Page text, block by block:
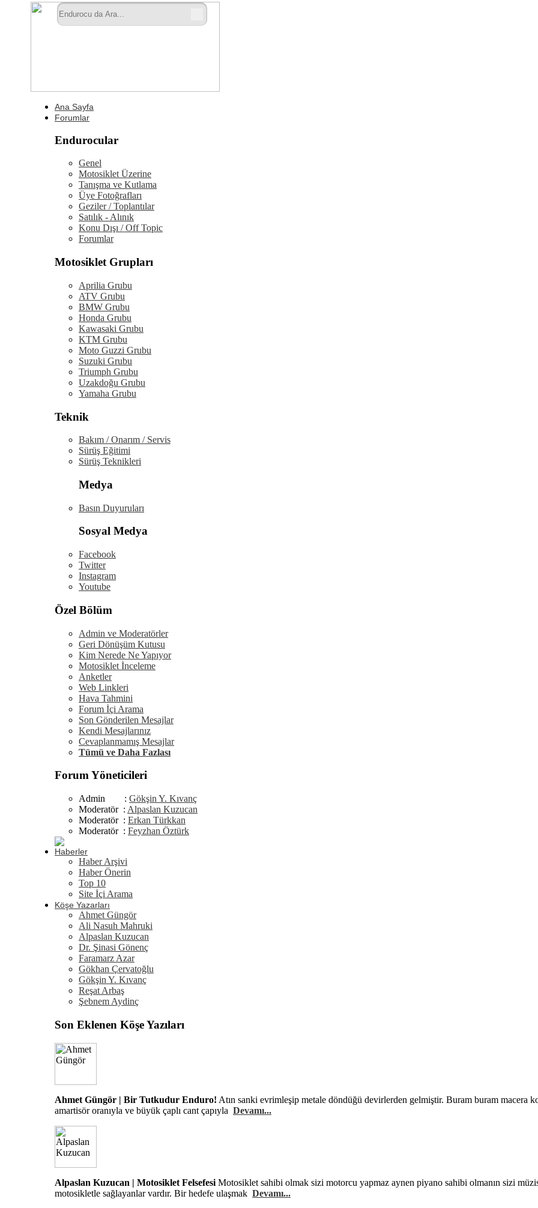
Ana Sayfa
Forumlar
Endurocular
Genel
Motosiklet Üzerine
Tanışma ve Kutlama
Üye Fotoğrafları
Geziler / Toplantılar
Satılık - Alınık
Konu Dışı / Off Topic
Forumlar
Motosiklet Grupları
Aprilia Grubu
ATV Grubu
BMW Grubu
Honda Grubu
Kawasaki Grubu
KTM Grubu
Moto Guzzi Grubu
Suzuki Grubu
Triumph Grubu
Uzakdoğu Grubu
Yamaha Grubu
Teknik
Bakım / Onarım / Servis
Sürüş Eğitimi
Sürüş Teknikleri
Medya
Basın Duyuruları
Sosyal Medya
Facebook
Twitter
Instagram
Youtube
Özel Bölüm
Admin ve Moderatörler
Geri Dönüşüm Kutusu
Kim Nerede Ne Yapıyor
Motosiklet İnceleme
Anketler
Web Linkleri
Hava Tahmini
Forum İçi Arama
Son Gönderilen Mesajlar
Kendi Mesajlarınız
Cevaplanmamış Mesajlar
Tümü ve Daha Fazlası
Forum Yöneticileri
Admin : Gökşin Y. Kıvanç
Moderatör : Alpaslan Kuzucan
Moderatör : Erkan Türkkan
Moderatör : Feyzhan Öztürk
Haberler
Haber Arşivi
Haber Önerin
Top 10
Site İçi Arama
Köşe Yazarları
Ahmet Güngör
Ali Nasuh Mahruki
Alpaslan Kuzucan
Dr. Şinasi Gönenç
Faramarz Azar
Gökhan Çervatoğlu
Gökşin Y. Kıvanç
Reşat Arbaş
Şebnem Aydinç
Son Eklenen Köşe Yazıları
Ahmet Güngör | Bir Tutkudur Enduro! Atın sanki evrimleşip metale döndüğü devirlerden gelmiştir. Buram buram macera
amartisör oranıyla ve büyük çaplı cant çapıyla Devamı...
Alpaslan Kuzucan | Motosiklet Felsefesi Motosiklet sahibi olmak sizi motorcu yapmaz aynen piyano sahibi olmanın sizi
motosikletle sağlayanlar vardır. Bir hedefe ulaşmak Devamı...